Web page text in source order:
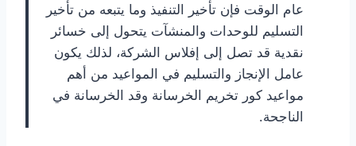
عام الوقت فإن تأخير التنفيذ وما يتبعه من تأخير
التسليم للوحدات والمنشآت يتحول إلى خسائر
نقدية قد تصل إلى إفلاس الشركة، لذلك يكون
عامل الإنجاز والتسليم في المواعيد من أهم
مواعيد كور تخريم الخرسانة وقد الخرسانة في
الناجحة.